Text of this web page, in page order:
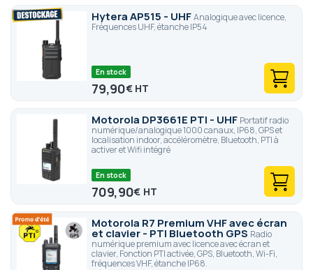
Hytera AP515 - UHFAnalogique avec licence,
Fréquences UHF, étanche IP54
En stock
79,90€
Motorola DP3661E PTI - UHF Portatif radio
numérique/analogique 1000 canaux, IP68, GPS et
localisation indoor, accéléromètre, Bluetooth, PTI à
activer et Wifi intégré
En stock
709,90€
Motorola R7 Premium VHF avec écran
et clavier - PTI Bluetooth GPS Radio
numérique premium avec licence avec écran et
clavier, Fonction PTI activée, GPS, Bluetooth, Wi-Fi,
fréquences VHF, étanche IP68.